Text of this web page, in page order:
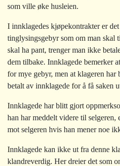
som ville øke husleien.
I innklagedes kjøpekontrakter er
tinglysingsgebyr som om man skal
skal ha pant, trenger man ikke
dem tilbake. Innklagede bemerker
for mye gebyr, men at klageren
betalt av innklagede for å få saken
Innklagede har blitt gjort
han har meddelt videre til selgeren,
mot selgeren hvis han mener noe
Innklagede kan ikke ut fra denne
klandreverdig. Her dreier det som